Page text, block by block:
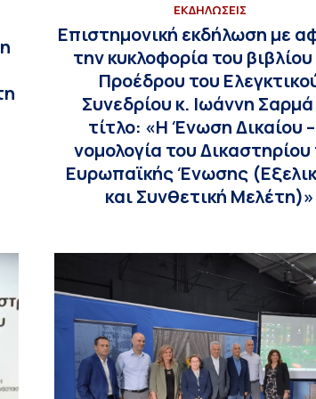
ΕΚΔΗΛΩΣΕΙΣ
Eπιστημονική εκδήλωση με
την κυκλοφορία του
Προέδρου του
Συνεδρίου κ. Ιωάννη
τίτλο: «Η Ένωση Δικαίου
νομολογία του
Ευρωπαϊκής Ένωσης
και Συνθετική Μελέτη)»